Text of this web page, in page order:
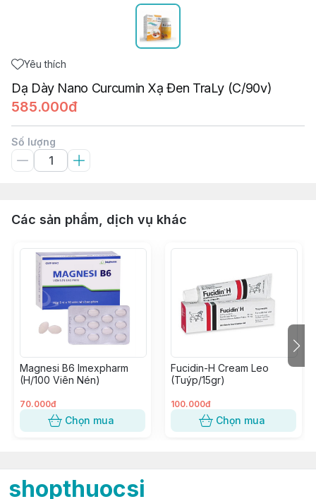
Yêu thích
Dạ Dày Nano Curcumin Xạ Đen TraLy (C/90v)
585.000đ
Số lượng
Các sản phẩm, dịch vụ khác
Magnesi B6 Imexpharm
(H/100 Viên Nén)
70.000đ
Chọn mua
Fucidin-H Cream Leo
(Tuýp/15gr)
100.000đ
Chọn mua
shopthuocsi